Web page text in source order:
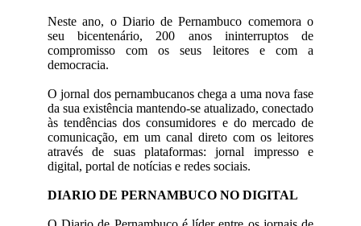
Neste ano, o Diario de Pernambuco comemora o
seu bicentenário, 200 anos ininterruptos de
compromisso com os seus leitores e com a
democracia.
O jornal dos pernambucanos chega a uma nova fase
da sua existência mantendo-se atualizado, conectado
às tendências dos consumidores e do mercado de
comunicação, em um canal direto com os leitores
através de suas plataformas: jornal impresso e
digital, portal de notícias e redes sociais.
DIARIO DE PERNAMBUCO NO DIGITAL